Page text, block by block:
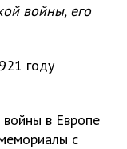
войны, его
году
в Европе
с